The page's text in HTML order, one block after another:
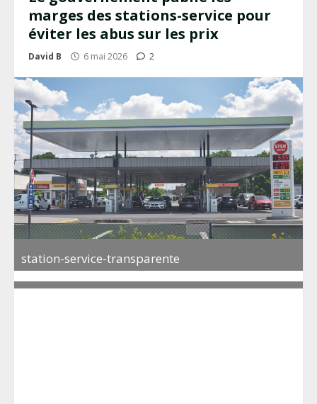
marges des stations-service pour
éviter les abus sur les prix
David B 6 mai 2026 2
station-service-transparente